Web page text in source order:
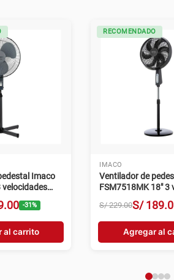
55" 4K UHD
.00
al carrito
NO TE PIERDAS
LG
Televisor smart LG
webOS
S/ 2299.00S/ 1549
Agregar al